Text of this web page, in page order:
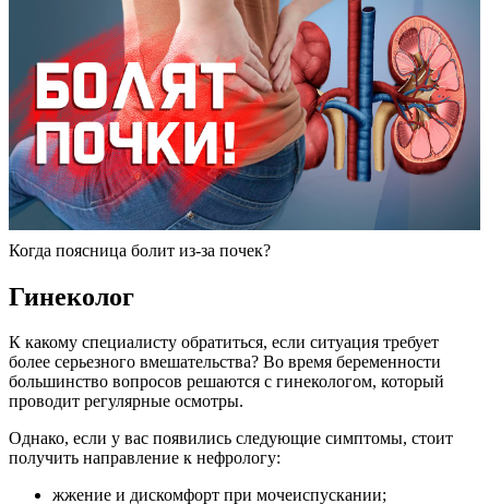
Когда поясница болит из-за почек?
Гинеколог
К какому специалисту обратиться, если ситуация требует
более серьезного вмешательства? Во время беременности
большинство вопросов решаются с гинекологом, который
проводит регулярные осмотры.
Однако, если у вас появились следующие симптомы, стоит
получить направление к нефрологу:
жжение и дискомфорт при мочеиспускании;